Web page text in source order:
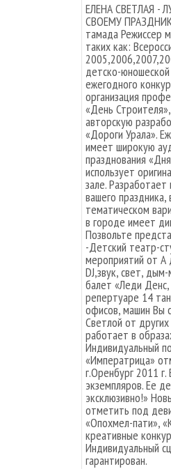
ЕЛЕНА СВЕТЛАЯ
СВОЕМУ
тамада Режиссер
таких как:
детско-
ежегодного
организация
«День
авторскую
«Дороги Урала».
имеет широкую
празднования
использует
зале.
вашего
тематическом
в городе имеет
Позвольте
-Детский театр-
мероприятий от А
DJ,звук, свет,
балет «Леди
репертуаре 14
офисов, машин Вы
Светлой от
работает в
Индивидуальный
«Императрица»
г.Оренбург 2011
экземпляров. Ее
эксклюзивно!»
отметить под
«Опохмел-пати»,
креативные
Индивидуальный
гарантирован.